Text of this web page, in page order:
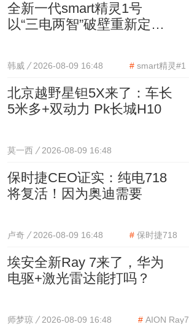
全新一代smart精灵1号
以“三电两智”破壁重新定义
韩威 2026-08-09 16:48 # smart精灵#1
北京越野星钽5X来了：车长
5米多+双动力 Pk长城H10
莫一西 2026-08-09 16:48
保时捷CEO证实：纯电718
将复活！因为奥迪需要
卢奇 2026-08-09 16:48 # 保时捷718
埃安全新Ray 7来了，华为
电驱+激光雷达能打吗？
师梦琼 2026-08-09 16:48 # AION Ray7